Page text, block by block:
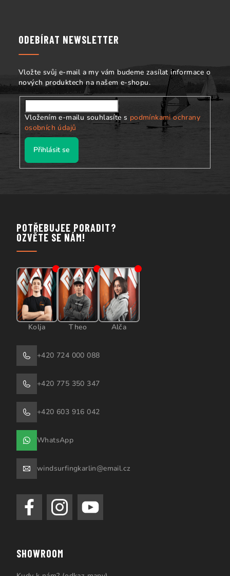
ODEBÍRAT NEWSLETTER
Vložte svůj e-mail a my vám budeme zasílat informace o
nových produktech na našem e-shopu.
Vložením e-mailu souhlasíte s podmínkami ochrany
osobních údajů
Přihlásit se
POTŘEBUJEE PORADIT?
OZVĚTE SE NÁM!
Kolja Theo Alča
+420 724 000 088
+420 775 350 347
+420 603 916 042
WhatsApp
windsurfingkarlin@email.cz
SHOWROOM